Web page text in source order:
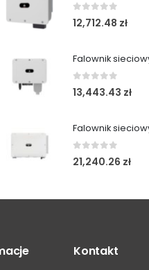
12,712.48 zł
13,443.43 zł
21,240.26 zł
Kontakt